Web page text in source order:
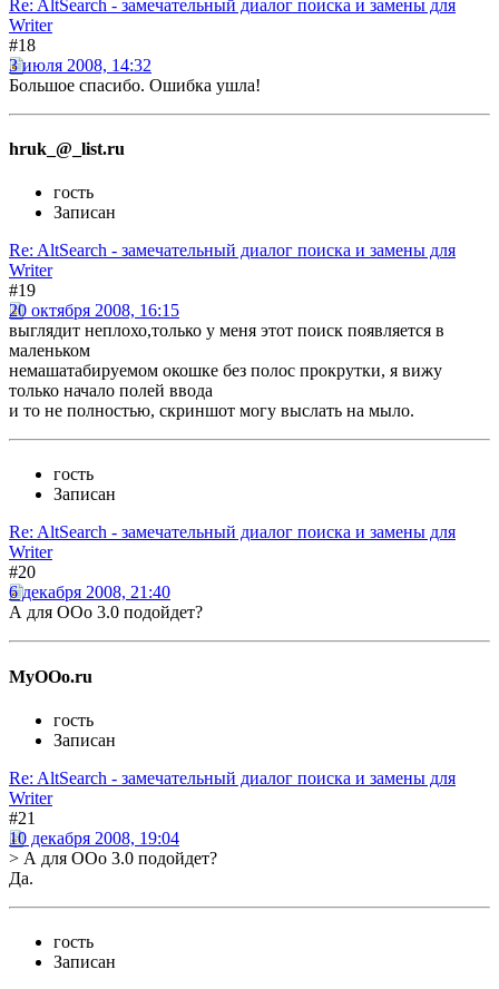
Re: AltSearch - замечательный диалог поиска и замены для
Writer
#18
3 июля 2008, 14:32
Большое спасибо. Ошибка ушла!
hruk_@_list.ru
гость
Записан
Re: AltSearch - замечательный диалог поиска и замены для
Writer
#19
20 октября 2008, 16:15
выглядит неплохо,только у меня этот поиск появляется в
маленьком
немашатабируемом окошке без полос прокрутки, я вижу
только начало полей ввода
и то не полностью, скриншот могу выслать на мыло.
гость
Записан
Re: AltSearch - замечательный диалог поиска и замены для
Writer
#20
6 декабря 2008, 21:40
А для ООо 3.0 подойдет?
MyOOo.ru
гость
Записан
Re: AltSearch - замечательный диалог поиска и замены для
Writer
#21
10 декабря 2008, 19:04
> А для ООо 3.0 подойдет?
Да.
гость
Записан